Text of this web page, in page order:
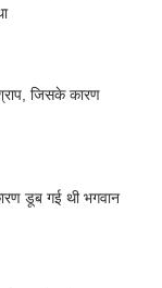
जिसके कारण
डूब गई थी भगवान